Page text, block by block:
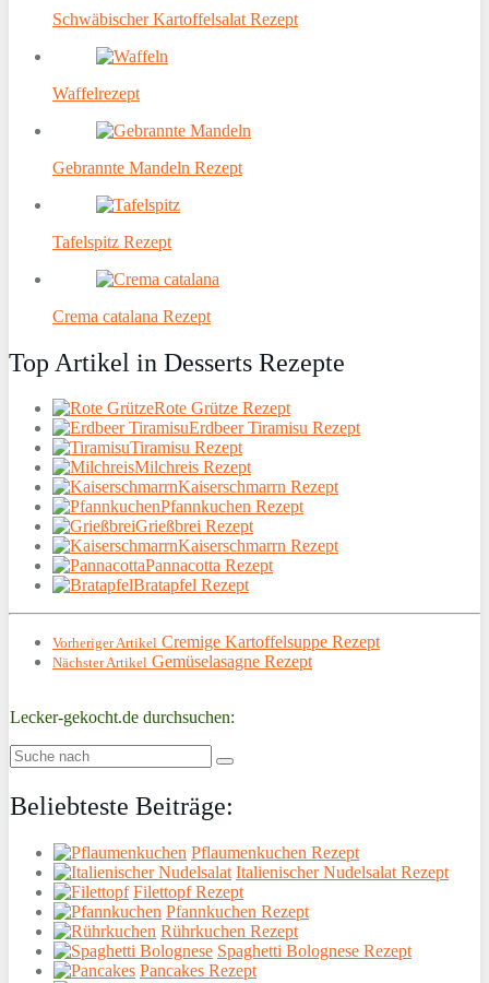
Schwäbischer Kartoffelsalat Rezept
Waffelrezept
Gebrannte Mandeln Rezept
Tafelspitz Rezept
Crema catalana Rezept
Top Artikel in Desserts Rezepte
Rote Grütze Rezept
Erdbeer Tiramisu Rezept
Tiramisu Rezept
Milchreis Rezept
Kaiserschmarrn Rezept
Pfannkuchen Rezept
Grießbrei Rezept
Kaiserschmarrn Rezept
Pannacotta Rezept
Bratapfel Rezept
Vorheriger Artikel Cremige Kartoffelsuppe Rezept
Nächster Artikel Gemüselasagne Rezept
Lecker-gekocht.de durchsuchen:
Beliebteste Beiträge:
Pflaumenkuchen Rezept
Italienischer Nudelsalat Rezept
Filettopf Rezept
Pfannkuchen Rezept
Rührkuchen Rezept
Spaghetti Bolognese Rezept
Pancakes Rezept